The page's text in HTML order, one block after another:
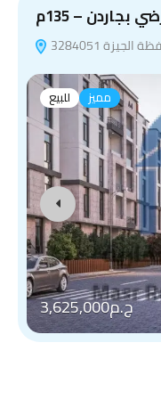
للبيع مميز
ج.م3,625,000